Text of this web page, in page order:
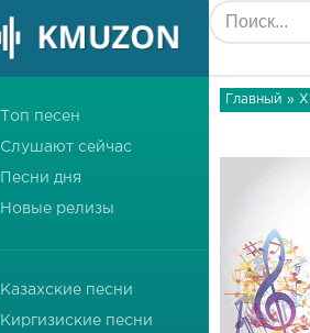
Главный »
Топ песен
Слушают сейчас
Песни дня
Новые релизы
Казахские песни
Киргизиские песни